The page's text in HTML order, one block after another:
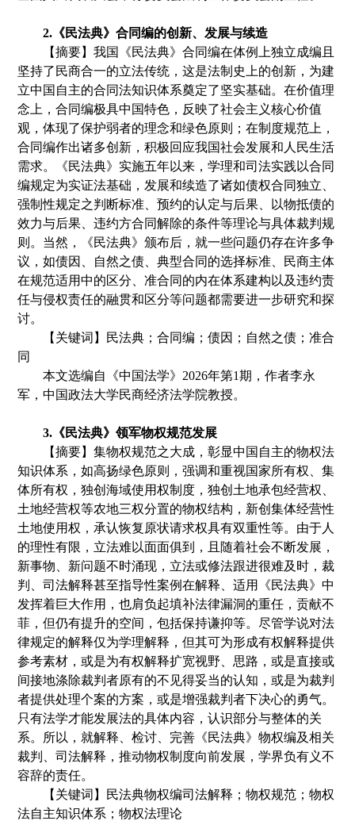
2. 《民法典》合同编的创新、发展与续造
【摘要】我国《民法典》合同编在体例上独立成编且
坚持了民商合一的立法传统，这是法制史上的创新，为建
立中国自主的合同法知识体系奠定了坚实基础。在价值理
念上，合同编极具中国特色，反映了社会主义核心价值
观，体现了保护弱者的理念和绿色原则
；在制度规范上，
合同编作出诸多创新，积极回应我国社会发展和人民生活
需求。《民法典》实施五年以来，学理和司法实践以合同
编规定为实证法基础，发展和续造了诸如债权合同独立、
强制性规定之判断标准、预约的认定与后果、以物抵债的
效力与后果、违约方合同解除的条件等理论与具体裁判规
则。当然，《民法典》颁布后，就一些问题仍存在许多争
议，如债因、自然之债、典型合同的选择标准、民商主体
在规范适用中的区分、准合同的内在体系建构以及违约责
任与侵权责任的融贯和区分等问题都需要进一步研究和探
讨。
【关键词】民法典 ；合同编 ；债因 ； 自然之债 ；准合
同
本文选编自《中国法学》 2026年第1期 ，作者李永
军 ，中国政法大学民商经济法学院教授。
3. 《民法典》领军物权规范发展
【摘要】集物权规范之大成 ，彰显中国自主的物权法
知识体系 ，如高扬绿色原则 ，强调和重视国家所有权、集
体所有权 ，独创海域使用权制度 ，独创土地承包经营权、
土地经营权等农地三权分置的物权结构 ， 新创集体经营性
土地使用权 ， 承认恢复原状请求权具有双重性等。由于人
的理性有限 ， 立法难以面面俱到 ， 且随着社会不断发展 ，
新事物、新问题不时涌现 ， 立法或修法跟进很难及时，裁
判、司法解释甚至指导性案例在解释、适用
《民法典》中
发挥着巨大作用 ，也肩负起填补法律漏洞的重任 ，贡献不
菲 ，但仍有提升的空间 ，包括保持谦抑等。尽管学说对法
律规定的解释仅为学理解释 ，但其可为形成有权解释提供
参考素材，或是为有权解释扩宽视野、思路 ，或是直接或
间接地涤除裁判者原有的不见得妥当的认知 ，或是为裁判
者提供处理个案的方案 ，或是增强裁判者下决心的勇气。
只有法学才能发展法的具体内容 ，认识部分与整体的关
系。所以 ， 就解释、检讨、完善 《民法典》物权编及相关
裁判、司法解释，推动物权制度向前发展，学界负有义不
容辞的责任。
【关键词】民法典物权编司法解释 ；物权规范 ；物权
法自主知识体系 ；物权法理论